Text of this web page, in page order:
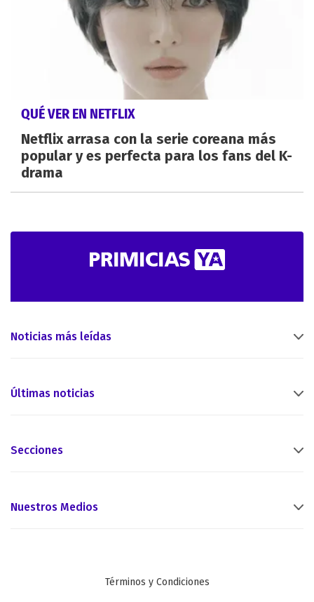
QUÉ VER EN NETFLIX
Netflix arrasa con la serie coreana más
popular y es perfecta para los fans del K-
drama
Noticias más leídas
Últimas noticias
Secciones
Nuestros Medios
Términos y Condiciones